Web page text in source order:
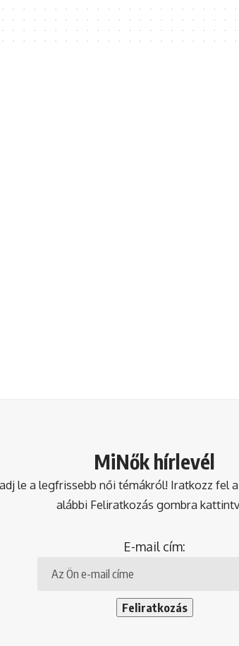
MiNők hírlevél
le a legfrissebb női témákról! Iratkozz fel
alábbi Feliratkozás gombra
E-mail cím: